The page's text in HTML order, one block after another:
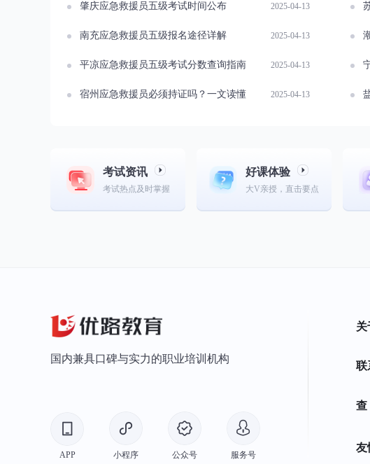
肇庆应急救援员五级考试时间公布 2025-04-13
南充应急救援员五级报名途径详解 2025-04-13
平凉应急救援员五级考试分数查询指南 2025-04-13
宿州应急救援员必须持证吗？一文读懂 2025-04-13
考试资讯
考试热点及时掌握
好课体验
大V亲授，直击要点
国内兼具口碑与实力的职业培训机构
APP 小程序 公众号 服务号
关
联
友